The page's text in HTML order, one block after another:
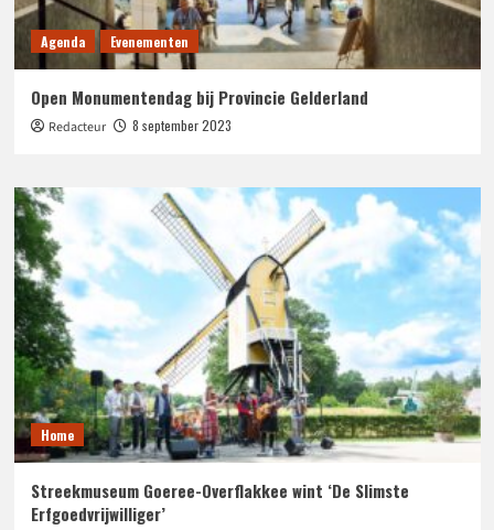
Agenda Evenementen
Open Monumentendag bij Provincie Gelderland
Redacteur 8 september 2023
Home
Streekmuseum Goeree-Overflakkee wint ‘De Slimste
Erfgoedvrijwilliger’